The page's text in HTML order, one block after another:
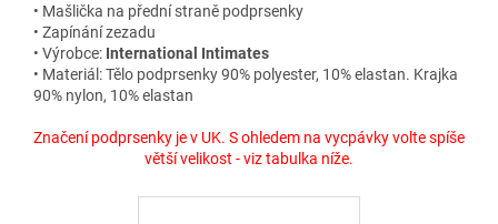
• Mašlička na přední straně podprsenky
• Zapínání zezadu
• Výrobce: International Intimates
• Materiál: Tělo podprsenky 90% polyester, 10% elastan. Krajka
90% nylon, 10% elastan
Značení podprsenky je v UK. S ohledem na vycpávky volte spíše
větší velikost - viz tabulka níže.